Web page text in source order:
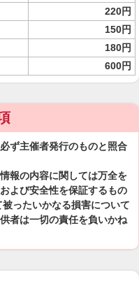
220円
150円
180円
600円
ず主催者発行のものと照合
報の内容に関しては万全を
よび安全性を保証するもの
ったいかなる損害について
者は一切の責任を負いかね